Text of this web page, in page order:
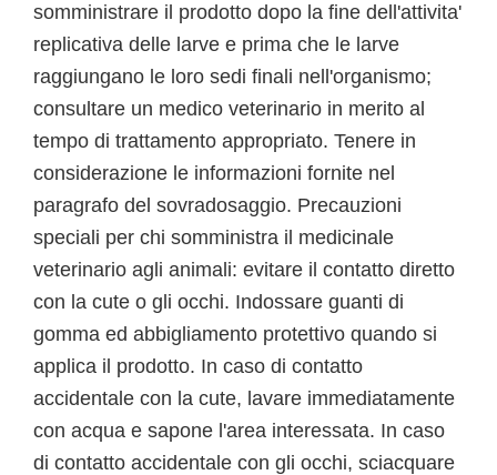
somministrare il prodotto dopo la fine dell'attivita'
replicativa delle larve e prima che le larve
raggiungano le loro sedi finali nell'organismo;
consultare un medico veterinario in merito al
tempo di trattamento appropriato. Tenere in
considerazione le informazioni fornite nel
paragrafo del sovradosaggio. Precauzioni
speciali per chi somministra il medicinale
veterinario agli animali: evitare il contatto diretto
con la cute o gli occhi. Indossare guanti di
gomma ed abbigliamento protettivo quando si
applica il prodotto. In caso di contatto
accidentale con la cute, lavare immediatamente
con acqua e sapone l'area interessata. In caso
di contatto accidentale con gli occhi, sciacquare